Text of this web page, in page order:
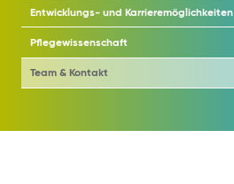
Entwicklungs- und Karrieremöglichkeiten
Pflegewissenschaft
Team & Kontakt